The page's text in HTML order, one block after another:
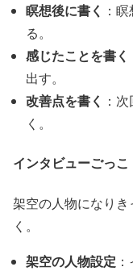
瞑想後に書く ：
る。
感じたことを書く
出す。
改善点を書く ：
く。
インタビューごっこ
架空の人物になり
く。
架空の人物設定